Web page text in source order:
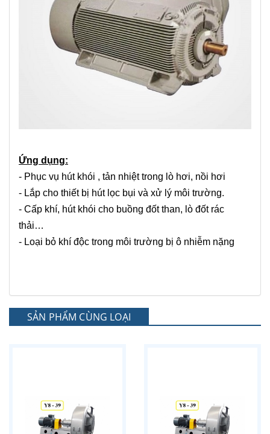
Ứng dụng:
- Phục vụ hút khói , tản nhiệt trong lò hơi, nồi hơi
- Lắp cho thiết bị hút lọc bụi và xử lý môi trường.
- Cấp khí, hút khói cho buồng đốt than, lò đốt rác
thải…
- Loại bỏ khí độc trong môi trường bị ô nhiễm nặng
SẢN PHẨM CÙNG LOẠI